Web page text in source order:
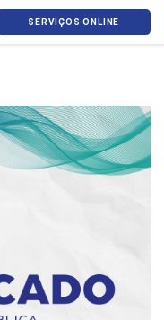
SERVIÇOS ONLINE